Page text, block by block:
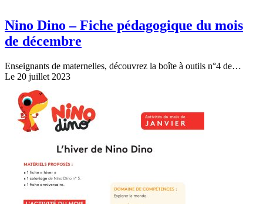
Nino Dino – Fiche pédagogique du mois
de décembre
Enseignants de maternelles, découvrez la boîte à outils n°4 de…
Le 20 juillet 2023